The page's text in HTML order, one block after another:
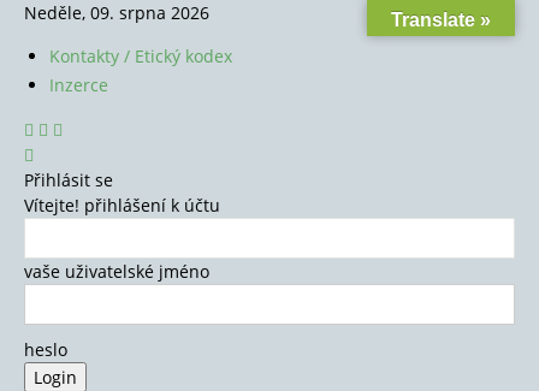
Neděle, 09. srpna 2026
Kontakty / Etický kodex
Inzerce
Přihlásit se
Vítejte! přihlášení k účtu
vaše uživatelské jméno
heslo
Translate »